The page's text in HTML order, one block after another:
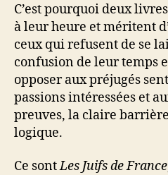
C’est pourquoi deux
à leur heure et méritent
ceux qui refusent de se
confusion de leur temps
opposer aux préjugés
passions intéressées et
preuves, la claire
logique.
Ce sontLes Juifs de France